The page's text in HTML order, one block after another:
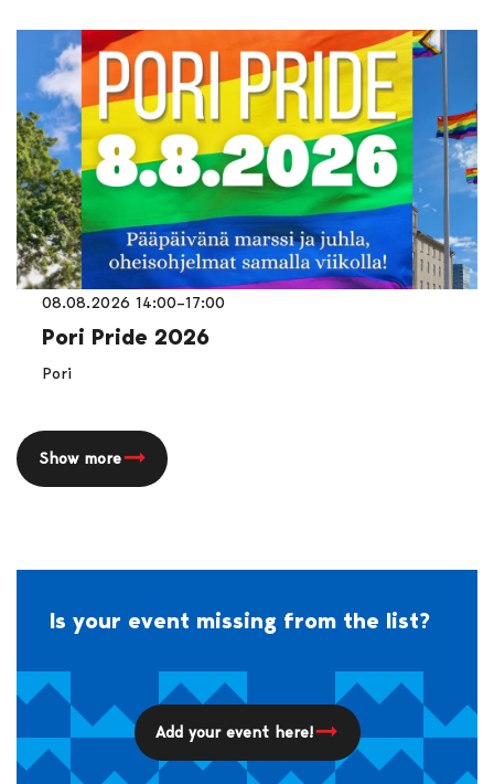
08.08.2026 14:00–17:00
Pori Pride 2026
Pori
Show more
Is your event missing from the list?
Add your event here!